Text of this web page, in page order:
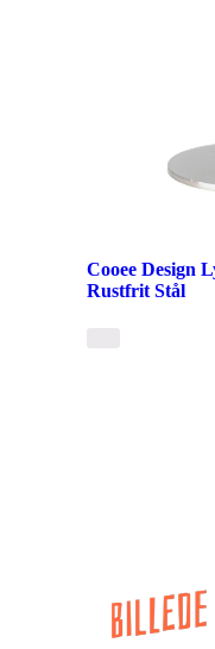
Cooee Design
Rustfrit Stål